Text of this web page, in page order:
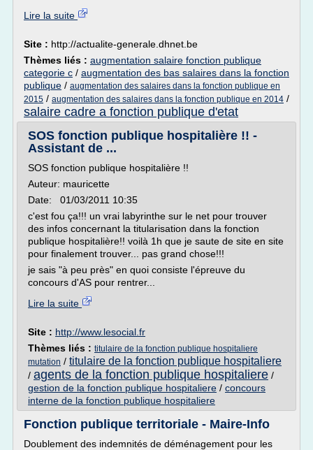
Lire la suite
Site : http://actualite-generale.dhnet.be
Thèmes liés : augmentation salaire fonction publique
categorie c / augmentation des bas salaires dans la fonction
publique / augmentation des salaires dans la fonction publique en
2015 / augmentation des salaires dans la fonction publique en 2014 /
salaire cadre a fonction publique d'etat
SOS fonction publique hospitalière !! -
Assistant de ...
SOS fonction publique hospitalière !!
Auteur: mauricette
Date: 01/03/2011 10:35
c'est fou ça!!! un vrai labyrinthe sur le net pour trouver
des infos concernant la titularisation dans la fonction
publique hospitalière!! voilà 1h que je saute de site en site
pour finalement trouver... pas grand chose!!!
je sais "à peu près" en quoi consiste l'épreuve du
concours d'AS pour rentrer...
Lire la suite
Site : http://www.lesocial.fr
Thèmes liés : titulaire de la fonction publique hospitaliere
mutation / titulaire de la fonction publique hospitaliere
/ agents de la fonction publique hospitaliere /
gestion de la fonction publique hospitaliere / concours
interne de la fonction publique hospitaliere
Fonction publique territoriale - Maire-Info
Doublement des indemnités de déménagement pour les